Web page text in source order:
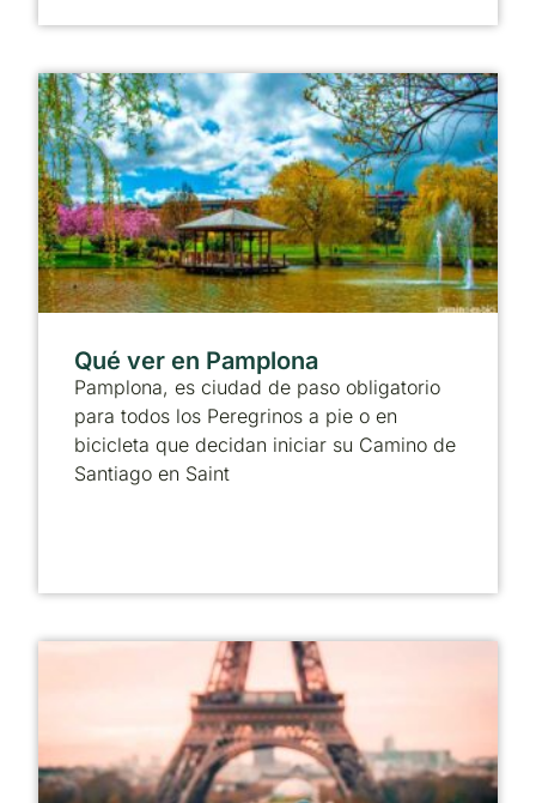
Qué ver en Pamplona
Pamplona, es ciudad de paso obligatorio
para todos los Peregrinos a pie o en
bicicleta que decidan iniciar su Camino de
Santiago en Saint